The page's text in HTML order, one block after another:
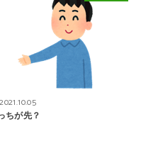
2021.10.05
ちが先？